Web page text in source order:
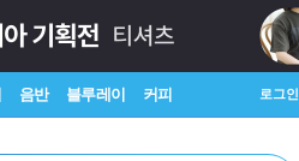
음반 블루레이 커피 로그인